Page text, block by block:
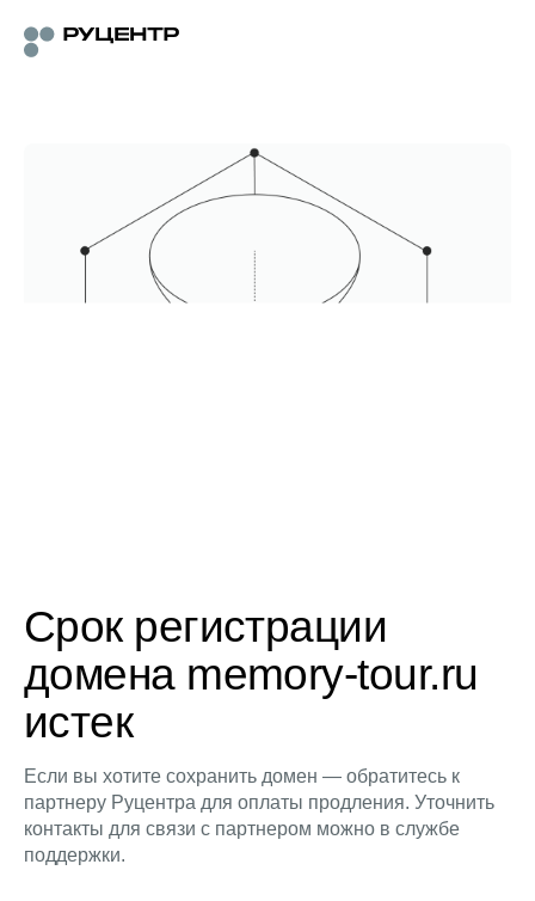
Срок регистрации
домена memory-tour.ru
истек
Если вы хотите сохранить домен — обратитесь к
партнеру Руцентра для оплаты продления. Уточнить
контакты для связи с партнером можно в службе
поддержки.